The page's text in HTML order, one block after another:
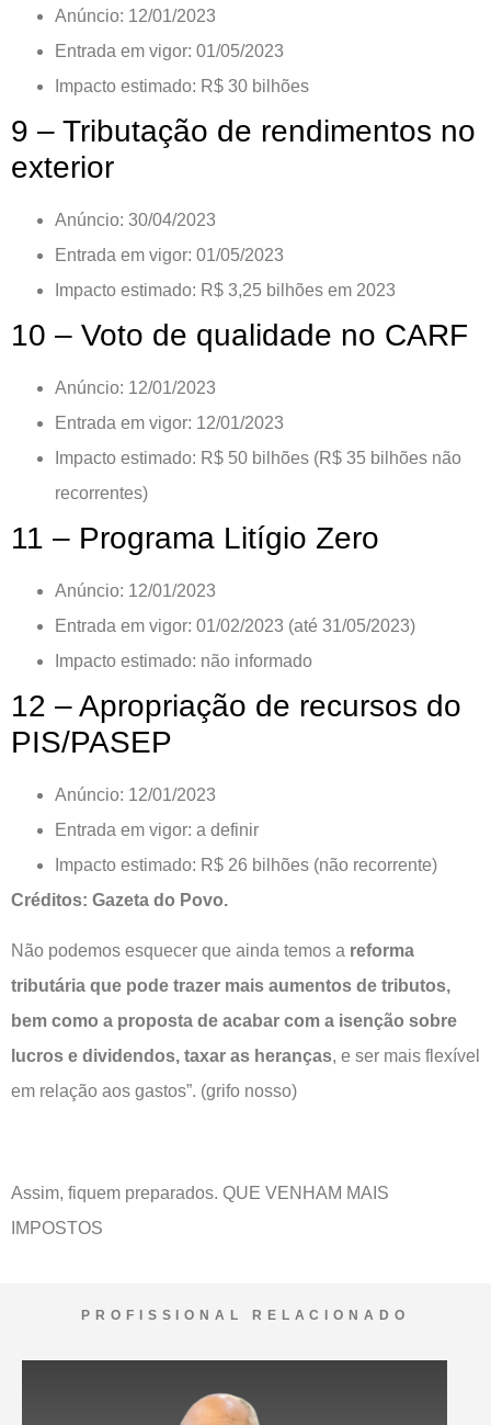
Anúncio: 12/01/2023
Entrada em vigor: 01/05/2023
Impacto estimado: R$ 30 bilhões
9 – Tributação de rendimentos no
exterior
Anúncio: 30/04/2023
Entrada em vigor: 01/05/2023
Impacto estimado: R$ 3,25 bilhões em 2023
10 – Voto de qualidade no CARF
Anúncio: 12/01/2023
Entrada em vigor: 12/01/2023
Impacto estimado: R$ 50 bilhões (R$ 35 bilhões não
recorrentes)
11 – Programa Litígio Zero
Anúncio: 12/01/2023
Entrada em vigor: 01/02/2023 (até 31/05/2023)
Impacto estimado: não informado
12 – Apropriação de recursos do
PIS/PASEP
Anúncio: 12/01/2023
Entrada em vigor: a definir
Impacto estimado: R$ 26 bilhões (não recorrente)
Créditos: Gazeta do Povo.
Não podemos esquecer que ainda temos a reforma
tributária que pode trazer mais aumentos de tributos,
bem como a proposta de acabar com a isenção sobre
lucros e dividendos, taxar as heranças, e ser mais flexível
em relação aos gastos”. (grifo nosso)
Assim, fiquem preparados. QUE VENHAM MAIS
IMPOSTOS
PROFISSIONAL RELACIONADO